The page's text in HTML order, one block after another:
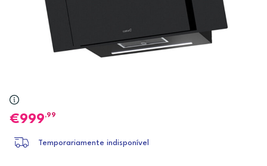
999,99
Temporariamente indisponível